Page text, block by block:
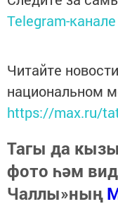
Telegram-канале
Читайте
национальном
https://max.ru/
Тагы да
фото һәм
Чаллы»ның